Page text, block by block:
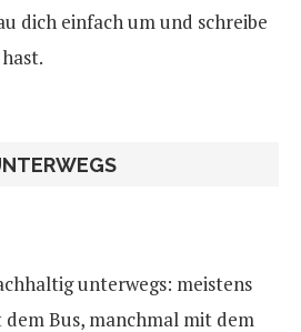
dich einfach um und schreibe
unterwegs: meistens
Bus, manchmal mit dem